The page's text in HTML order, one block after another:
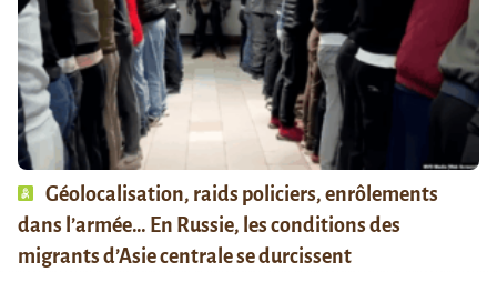
Géolocalisation, raids policiers, enrôlements
dans l’armée… En Russie, les conditions des
migrants d’Asie centrale se durcissent